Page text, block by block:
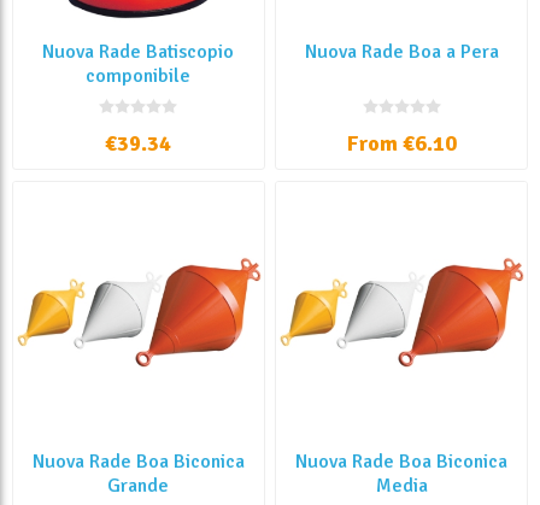
Nuova Rade Batiscopio
componibile
€39.34
Nuova Rade Boa a Pera
From €6.10
Nuova Rade Boa Biconica
Grande
Nuova Rade Boa Biconica
Media